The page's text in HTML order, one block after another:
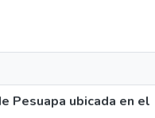
Pesuapa ubicada en el